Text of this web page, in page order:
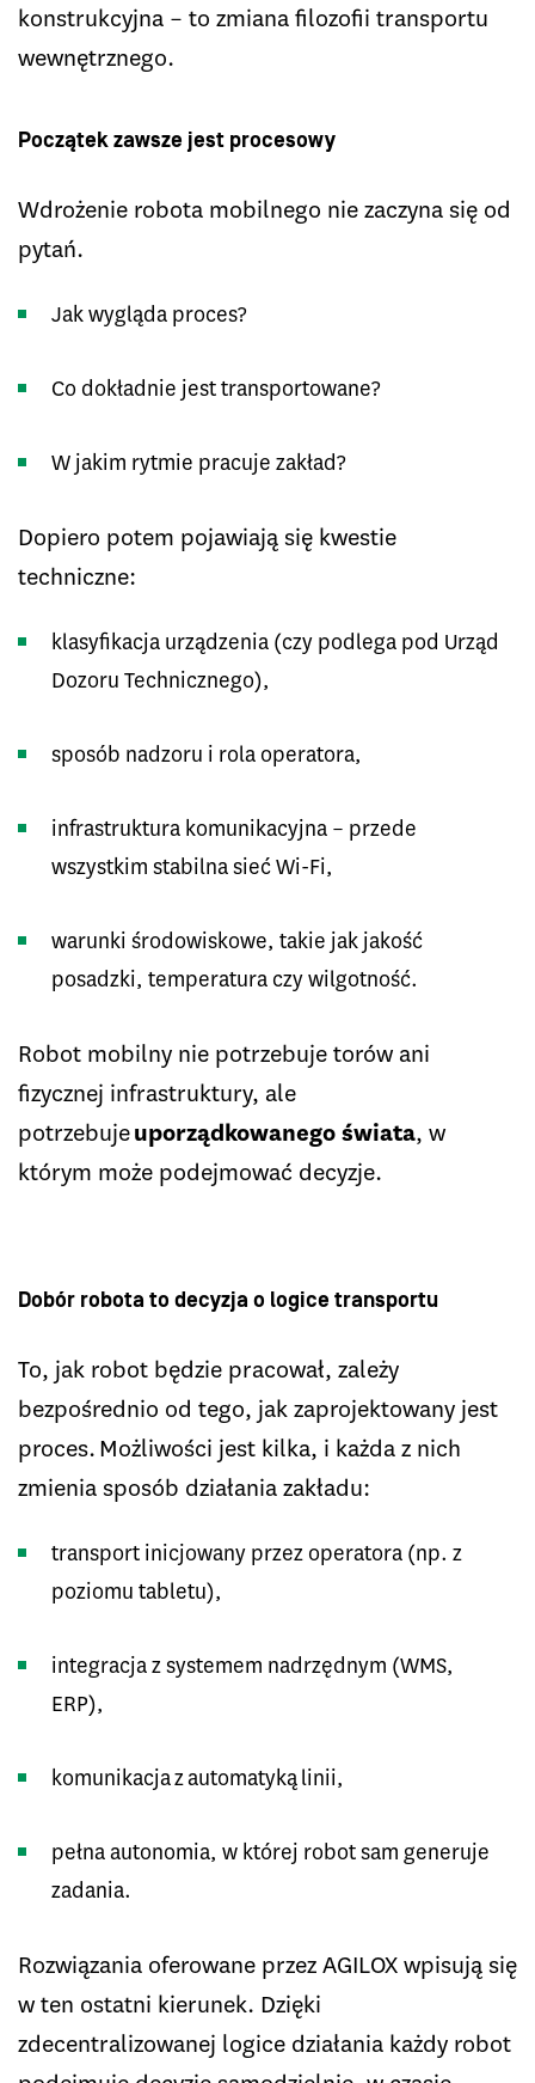
konstrukcyjna – to zmiana filozofii transportu
wewnętrznego.
Początek zawsze jest procesowy
Wdrożenie robota mobilnego nie zaczyna się od
pytań.
Jak wygląda proces?
Co dokładnie jest transportowane?
W jakim rytmie pracuje zakład?
Dopiero potem pojawiają się kwestie
techniczne:
klasyfikacja urządzenia (czy podlega pod Urząd
Dozoru Technicznego),
sposób nadzoru i rola operatora,
infrastruktura komunikacyjna – przede
wszystkim stabilna sieć Wi-Fi,
warunki środowiskowe, takie jak jakość
posadzki, temperatura czy wilgotność.
Robot mobilny nie potrzebuje torów ani
fizycznej infrastruktury, ale
potrzebujeuporządkowanego świata, w
którym może podejmować decyzje.
Dobór robota to decyzja o logice transportu
To, jak robot będzie pracował, zależy
bezpośrednio od tego, jak zaprojektowany jest
proces. Możliwości jest kilka, i każda z nich
zmienia sposób działania zakładu:
transport inicjowany przez operatora (np. z
poziomu tabletu),
integracja z systemem nadrzędnym (WMS,
ERP),
komunikacja z automatyką linii,
pełna autonomia, w której robot sam generuje
zadania.
Rozwiązania oferowane przez AGILOX wpisują się
w ten ostatni kierunek. Dzięki
zdecentralizowanej logice działania każdy robot